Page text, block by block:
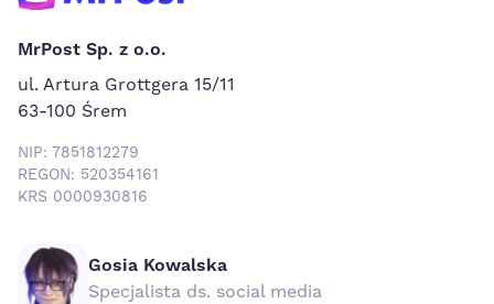
MrPost Sp. z o.o.
ul. Artura Grottgera 15/11
63-100 Śrem
NIP: 7851812279
REGON: 520354161
KRS 0000930816
Gosia Kowalska
Specjalista ds. social media